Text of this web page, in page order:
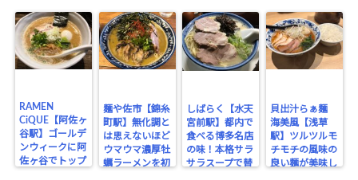
RAMEN
CiQUE【阿佐ヶ
谷駅】ゴールデ
ンウィークに阿
佐ヶ谷でトップ
麺や佐市【錦糸
町駅】無化調と
は思えないほど
ウマウマ濃厚牡
蠣ラーメンを初
しばらく【水天
宮前駅】都内で
食べる博多名店
の味！本格サラ
サラスープで替
貝出汁らぁ麺
海美風【浅草
駅】ツルツルモ
チモチの風味の
良い麺が美味し